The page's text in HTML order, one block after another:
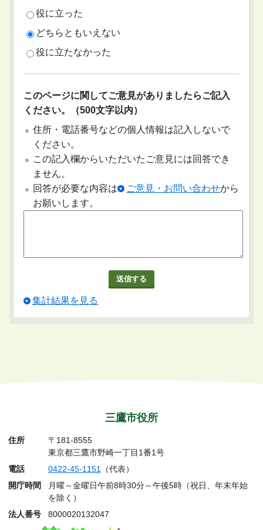
役に立った
どちらともいえない
役に立たなかった
このページに関してご意見がありましたらご記入
ください。（500文字以内）
住所・電話番号などの個人情報は記入しないで
ください。
この記入欄からいただいたご意見には回答でき
ません。
回答が必要な内容は
ご意見・お問い合わせから
お願いします。
集計結果を見る
三鷹市役所
住所
〒181-8555
東京都三鷹市野崎一丁目1番1号
電話
0422-45-1151（代表）
開庁時間
月曜～金曜日午前8時30分～午後5時（祝日、年末年始
を除く）
法人番号
8000020132047